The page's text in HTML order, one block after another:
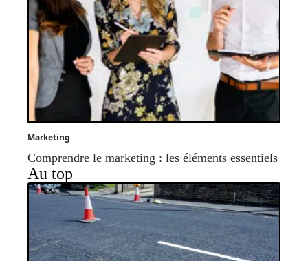
Marketing
Comprendre le marketing : les éléments essentiels
Au top